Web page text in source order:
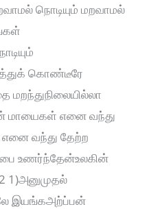
நொடியும் மறவாமல்
கொண்டீரே
மறந்துநிலையில்லா
மாயைகள் எனை வந்து
வந்து தேற்ற
உணர்ந்தேன்உலகின்
இயங்கஅற்ப்பன்